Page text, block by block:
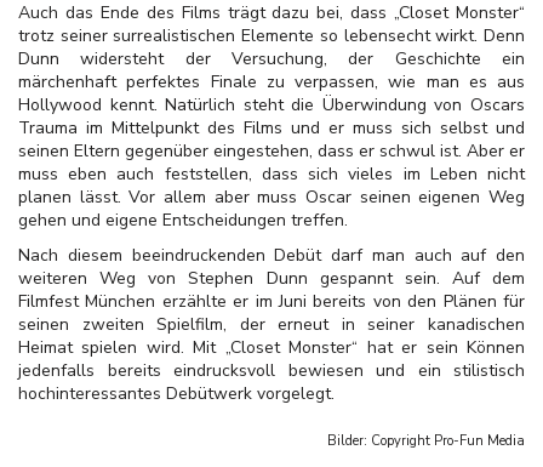
Auch das Ende des Films trägt dazu bei, dass „Closet Monster“
trotz seiner surrealistischen Elemente so lebensecht wirkt. Denn
Dunn widersteht der Versuchung, der Geschichte ein
märchenhaft perfektes Finale zu verpassen, wie man es aus
Hollywood kennt. Natürlich steht die Überwindung von Oscars
Trauma im Mittelpunkt des Films und er muss sich selbst und
seinen Eltern gegenüber eingestehen, dass er schwul ist. Aber er
muss eben auch feststellen, dass sich vieles im Leben nicht
planen lässt. Vor allem aber muss Oscar seinen eigenen Weg
gehen und eigene Entscheidungen treffen.
Nach diesem beeindruckenden Debüt darf man auch auf den
weiteren Weg von Stephen Dunn gespannt sein. Auf dem
Filmfest München erzählte er im Juni bereits von den Plänen für
seinen zweiten Spielfilm, der erneut in seiner kanadischen
Heimat spielen wird. Mit „Closet Monster“ hat er sein Können
jedenfalls bereits eindrucksvoll bewiesen und ein stilistisch
hochinteressantes Debütwerk vorgelegt.
Bilder: Copyright Pro-Fun Media